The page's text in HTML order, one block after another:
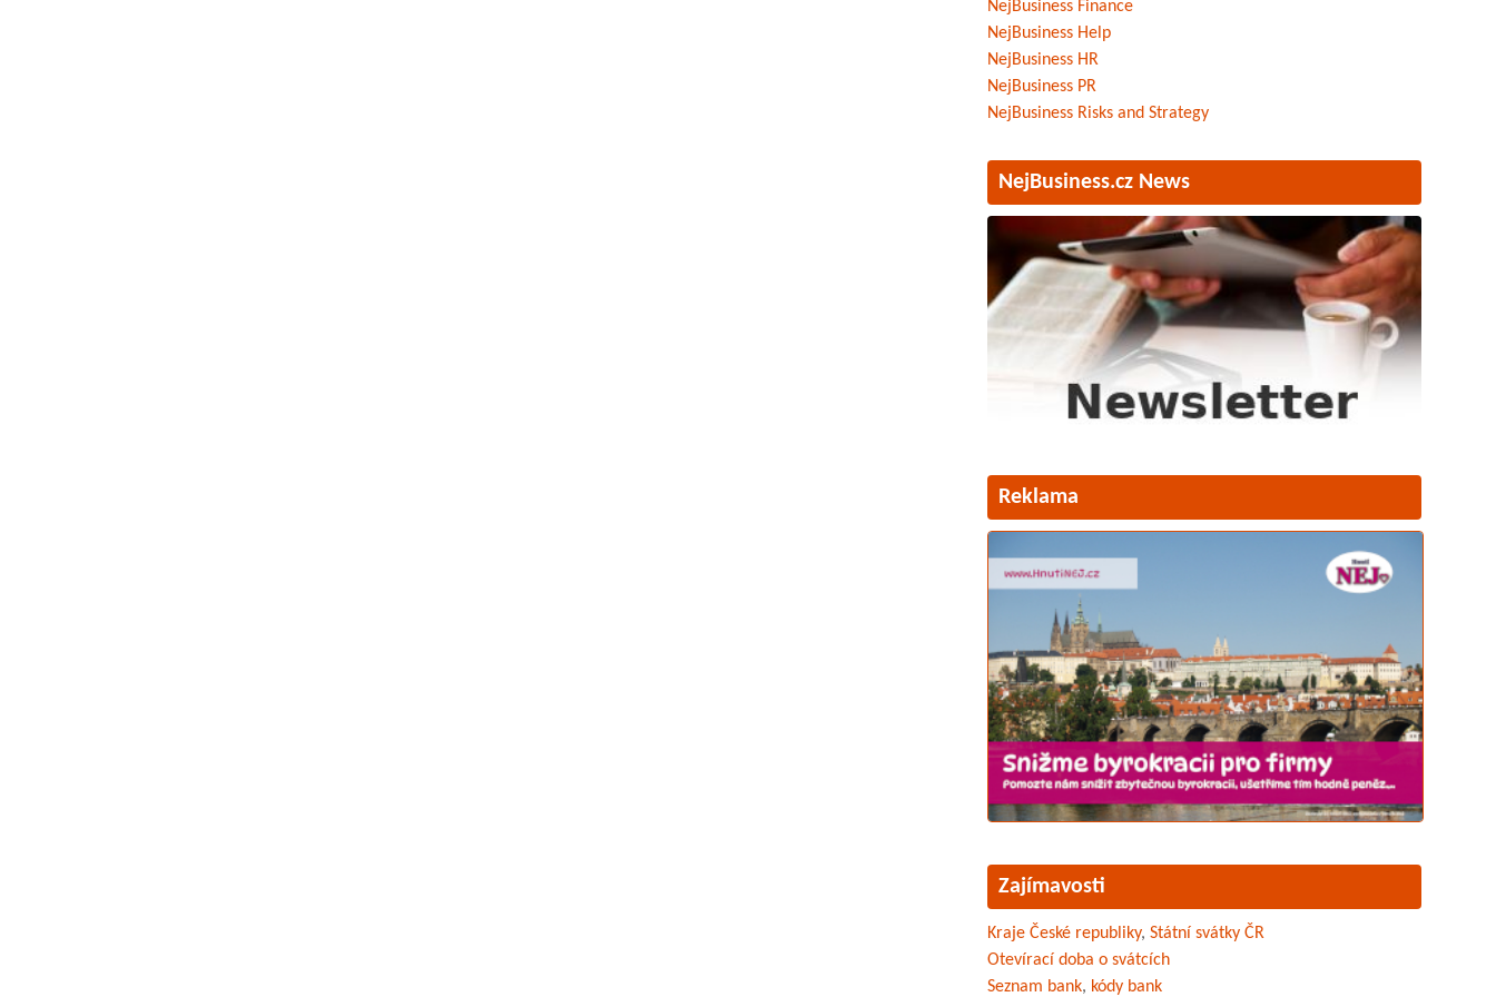
NejBusiness Finance
NejBusiness Help
NejBusiness HR
NejBusiness PR
NejBusiness Risks and Strategy
NejBusiness.cz News
Reklama
Zajímavosti
Kraje České republiky, Státní svátky ČR
Otevírací doba o svátcích
Seznam bank, kódy bank